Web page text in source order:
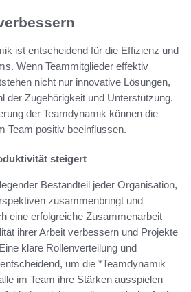
ist entscheidend für die Effizienz und
Wenn Teammitglieder effektiv
nicht nur innovative Lösungen,
der Zugehörigkeit und Unterstützung.
der Teamdynamik können die
Team positiv beeinflussen.
steigert
Bestandteil jeder Organisation,
zusammenbringt und
eine erfolgreiche Zusammenarbeit
ihrer Arbeit verbessern und Projekte
klare Rollenverteilung und
um die *Teamdynamik
im Team ihre Stärken ausspielen